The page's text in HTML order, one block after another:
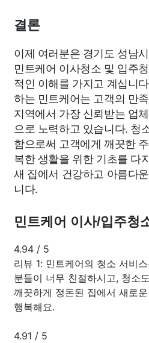
결론
이제 여러분은 경기도 성남
민트케어 이사청소 및 입주
적인 이해를 가지고 계십니
하는 민트케어는 고객의 만
지역에서 가장 신뢰받는 업
으로 노력하고 있습니다. 청
함으로써 고객에게 깨끗한
복한 생활을 위한 기초를 다
새 집에서 건강하고 아름다
니다.
민트케어 이사/입주청
4.94 / 5
리뷰 1: 민트케어의 청소 서비
분들이 너무 친절하시고, 청소
깨끗하게 정돈된 집에서 새로
행복해요.
4.91 / 5